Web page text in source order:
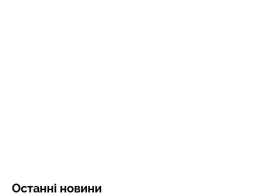
Останні новини